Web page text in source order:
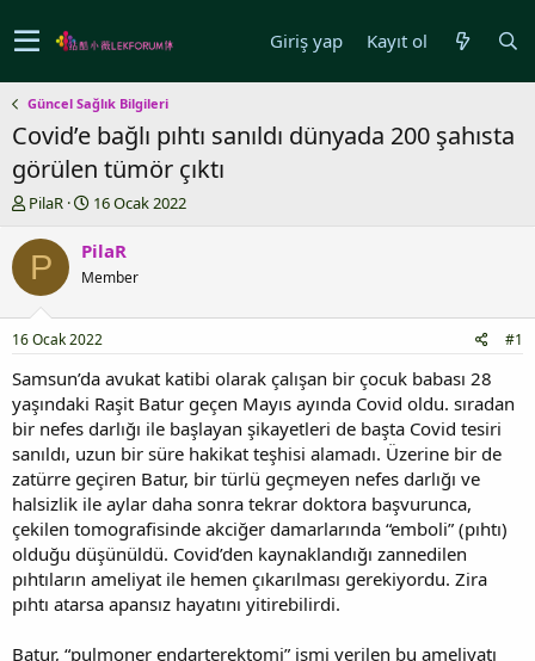
Giriş yap Kayıt ol
Güncel Sağlık Bilgileri
Covid’e bağlı pıhtı sanıldı dünyada 200 şahısta
görülen tümör çıktı
K
n
u
y
b
a
ş
a
t
a
n
PilaR
B
ş
a
g
ı
ç
t
a
r
i
h
i
16 Ocak 2022
P PilaR
Member
16 Ocak 2022 #1
Samsun’da avukat katibi olarak çalışan bir çocuk babası 28
yaşındaki Raşit Batur geçen Mayıs ayında Covid oldu. sıradan
bir nefes darlığı ile başlayan şikayetleri de başta Covid tesiri
sanıldı, uzun bir süre hakikat teşhisi alamadı. Üzerine bir de
zatürre geçiren Batur, bir türlü geçmeyen nefes darlığı ve
halsizlik ile aylar daha sonra tekrar doktora başvurunca,
çekilen tomografisinde akciğer damarlarında “emboli” (pıhtı)
olduğu düşünüldü. Covid’den kaynaklandığı zannedilen
pıhtıların ameliyat ile hemen çıkarılması gerekiyordu. Zira
pıhtı atarsa apansız hayatını yitirebilirdi.
Batur, “pulmoner endarterektomi” ismi verilen bu ameliyatı